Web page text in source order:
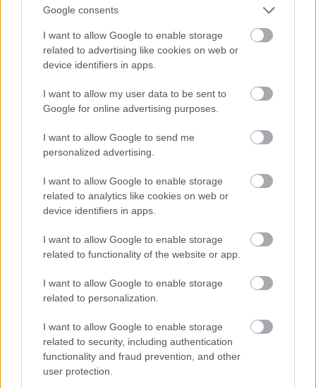
Google consents
I want to allow Google to enable storage
related to advertising like cookies on web or
device identifiers in apps.
I want to allow my user data to be sent to
Google for online advertising purposes.
I want to allow Google to send me
personalized advertising.
I want to allow Google to enable storage
related to analytics like cookies on web or
device identifiers in apps.
I want to allow Google to enable storage
related to functionality of the website or app.
I want to allow Google to enable storage
related to personalization.
I want to allow Google to enable storage
related to security, including authentication
functionality and fraud prevention, and other
user protection.
társasházi épületfelújításokért
2021.12.17
Országos hírek
Horvát-magyar-lengyel együttműködésben kezdődött december
épületenergetikai felújítások folyamatában érdekeltté tegye,
ösztönözze és megfelelő képzéssel lássa el a társasházak
A szekszárdi Magura patak környezete is megtisztult